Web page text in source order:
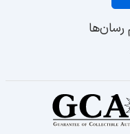
رسان‌ها